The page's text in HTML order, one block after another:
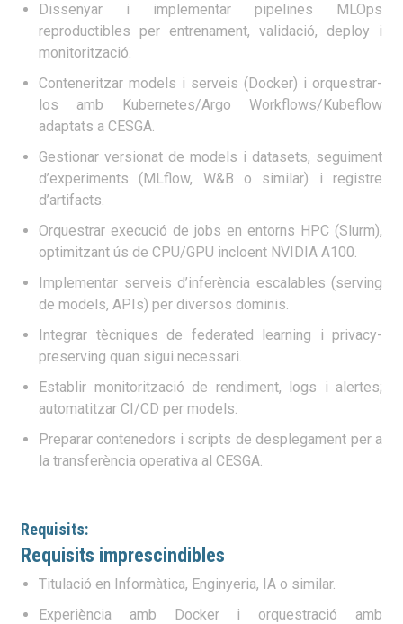
Dissenyar i implementar pipelines MLOps
reproductibles per entrenament, validació, deploy i
monitorització.
Conteneritzar models i serveis (Docker) i orquestrar-
los amb Kubernetes/Argo Workflows/Kubeflow
adaptats a CESGA.
Gestionar versionat de models i datasets, seguiment
d’experiments (MLflow, W&B o similar) i registre
d’artifacts.
Orquestrar execució de jobs en entorns HPC (Slurm),
optimitzant ús de CPU/GPU incloent NVIDIA A100.
Implementar serveis d’inferència escalables (serving
de models, APIs) per diversos dominis.
Integrar tècniques de federated learning i privacy-
preserving quan sigui necessari.
Establir monitorització de rendiment, logs i alertes;
automatitzar CI/CD per models.
Preparar contenedors i scripts de desplegament per a
la transferència operativa al CESGA.
Requisits:
Requisits imprescindibles
Titulació en Informàtica, Enginyeria, IA o similar.
Experiència amb Docker i orquestració amb